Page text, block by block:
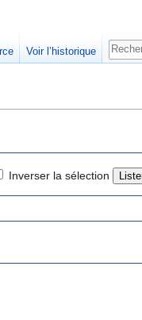
Inverser la sélection
Voir l’historique